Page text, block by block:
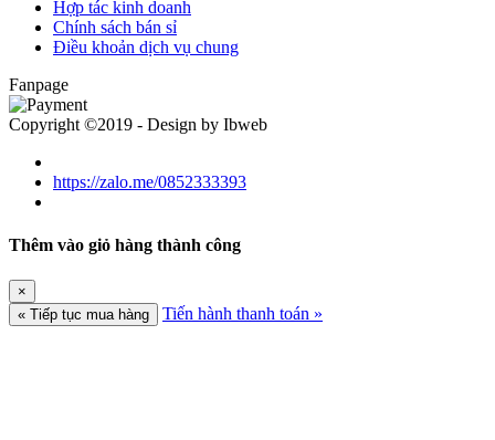
Hợp tác kinh doanh
Chính sách bán sỉ
Điều khoản dịch vụ chung
Fanpage
Copyright ©2019 - Design by Ibweb
https://zalo.me/0852333393
Thêm vào giỏ hàng thành công
×
« Tiếp tục mua hàng
Tiến hành thanh toán »